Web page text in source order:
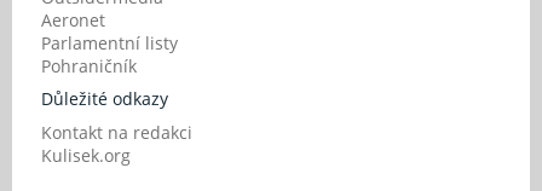
Aeronet
Parlamentní listy
Pohraničník
Důležité odkazy
Kontakt na redakci
Kulisek.org